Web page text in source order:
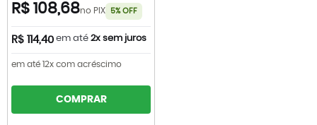
R$ 108,68no PIX 5% OFF
R$ 114,40 em até 2x sem juros
em até 12x com acréscimo
COMPRAR